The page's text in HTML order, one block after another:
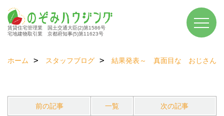
賃貸住宅管理業 国土交通大臣(2)第1586号
宅地建物取引業 京都府知事(5)第11623号
ホーム スタッフブログ 結果発表～ 真面目な おじさん
前の記事 一覧 次の記事